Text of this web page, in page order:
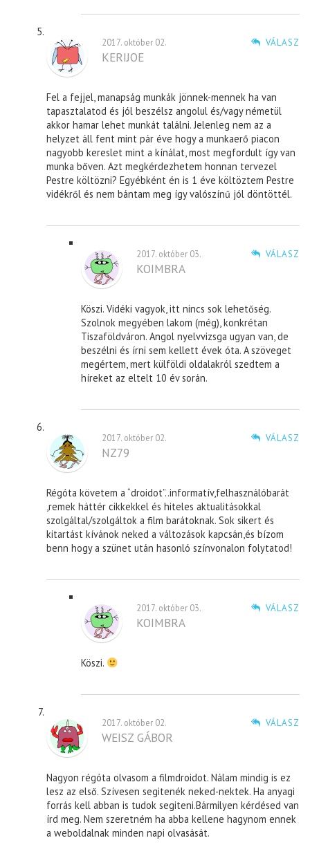
VÁLASZ
2017. október 02.
KERIJOE
Fel a fejjel, manapság munkák jönnek-mennek ha van
tapasztalatod és jól beszélsz angolul és/vagy németül
akkor hamar lehet munkát találni. Jelenleg nem az a
helyzet áll fent mint pár éve hogy a munkaerő piacon
nagyobb kereslet mint a kínálat, most megfordult így van
munka bőven. Azt megkérdezhetem honnan tervezel
Pestre költözni? Egyébként én is 1 éve költöztem Pestre
vidékről és nem bántam meg így valószínű jól döntöttél.
VÁLASZ
2017. október 03.
KOIMBRA
Köszi. Vidéki vagyok, itt nincs sok lehetőség.
Szolnok megyében lakom (még), konkrétan
Tiszaföldváron. Angol nyelvvizsga ugyan van, de
beszélni és írni sem kellett évek óta. A szöveget
megértem, mert külföldi oldalakról szedtem a
híreket az eltelt 10 év során.
VÁLASZ
2017. október 02.
NZ79
Régóta követem a “droidot”..informatív,felhasználóbarát
,remek háttér cikkekkel és hiteles aktualitásokkal
szolgáltal/szolgáltok a film barátoknak. Sok sikert és
kitartást kívánok neked a változások kapcsán,és bízom
benn hogy a szünet után hasonló színvonalon folytatod!
VÁLASZ
2017. október 03.
KOIMBRA
Köszi.
VÁLASZ
2017. október 02.
WEISZ GÁBOR
Nagyon régóta olvasom a filmdroidot. Nálam mindig is ez
lesz az első. Szívesen segitenék neked-nektek. Ha anyagi
forrás kell abban is tudok segiteni.Bármilyen kérdésed van
írd meg. Nem szeretném ha abba kellene hagynom ennek
a weboldalnak minden napi olvasását.